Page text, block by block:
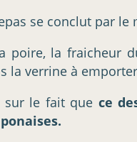
se conclut par
poire, la fraicheur
la verrine à
sur le fait que ce